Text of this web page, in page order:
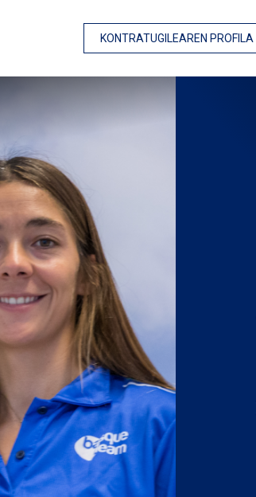
KONTRATUGILEAREN PROFILA